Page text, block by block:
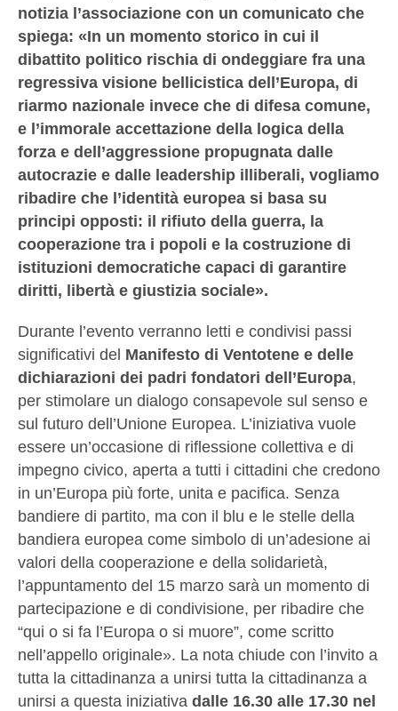
notizia l’associazione con un comunicato che
spiega: «In un momento storico in cui il
dibattito politico rischia di ondeggiare fra una
regressiva visione bellicistica dell’Europa, di
riarmo nazionale invece che di difesa comune,
e l’immorale accettazione della logica della
forza e dell’aggressione propugnata dalle
autocrazie e dalle leadership illiberali, vogliamo
ribadire che l’identità europea si basa su
principi opposti: il rifiuto della guerra, la
cooperazione tra i popoli e la costruzione di
istituzioni democratiche capaci di garantire
diritti, libertà e giustizia sociale».
Durante l’evento verranno letti e condivisi passi
significativi del Manifesto di Ventotene e delle
dichiarazioni dei padri fondatori dell’Europa,
per stimolare un dialogo consapevole sul senso e
sul futuro dell’Unione Europea. L’iniziativa vuole
essere un’occasione di riflessione collettiva e di
impegno civico, aperta a tutti i cittadini che credono
in un’Europa più forte, unita e pacifica. Senza
bandiere di partito, ma con il blu e le stelle della
bandiera europea come simbolo di un’adesione ai
valori della cooperazione e della solidarietà,
l’appuntamento del 15 marzo sarà un momento di
partecipazione e di condivisione, per ribadire che
“qui o si fa l’Europa o si muore”, come scritto
nell’appello originale». La nota chiude con l’invito a
tutta la cittadinanza a unirsi tutta la cittadinanza a
unirsi a questa iniziativa dalle 16.30 alle 17.30 nel